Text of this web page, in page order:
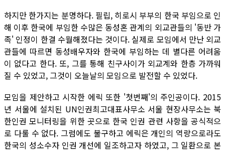
하지만 한가지는 분명하다. 필립, 히로시 부부의 한국 부임으로 인
해 이후 한국에 부임한 수많은 동성혼 관계의 외교관들의 '동반 가
족' 인정이 한결 수월해졌다는 것이다. 실제로 모임에서 만난 외교
관들에 따르면 동성배우자와 한국에 부임하는 데 별다른 어려움
이 없다고 한다. 또, 그를 통해 친구사이가 외교계와 한층 가까워
질 수 있었고, 그것이 오늘날의 모임으로 발전할 수 있었다.
모임을 제안하고 시작한 에릭 또한 '첫번째'의 주인공이다. 2015
년 서울에 설치된 UN인권최고대표사무소 서울 현장사무소는 북
한인권 모니터링을 위한 곳으로 한국 인권 관련 사항을 공식적으
로 다룰 수 없다. 그럼에도 불구하고 에릭은 개인의 역량으로라도
한국의 성소수자 인권 개선에 일조하고자 하였고, 그 일환으로 본